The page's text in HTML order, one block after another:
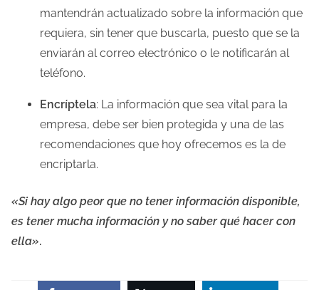
mantendrán actualizado sobre la información que
requiera, sin tener que buscarla, puesto que se la
enviarán al correo electrónico o le notificarán al
teléfono.
Encríptela: La información que sea vital para la
empresa, debe ser bien protegida y una de las
recomendaciones que hoy ofrecemos es la de
encriptarla.
«Si hay algo peor que no tener información disponible,
es tener mucha información y no saber qué hacer con
ella».